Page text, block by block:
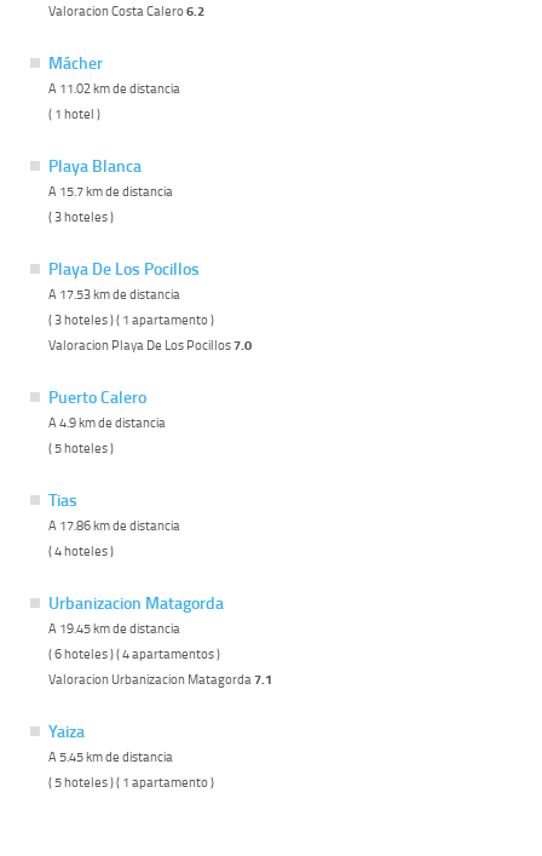
Valoracion Costa Calero6.2
Mácher
A 11.02 km de distancia
( 1 hotel )
Playa Blanca
A 15.7 km de distancia
( 3 hoteles )
Playa De Los Pocillos
A 17.53 km de distancia
( 3 hoteles ) ( 1 apartamento )
Valoracion Playa De Los Pocillos7.0
Puerto Calero
A 4.9 km de distancia
( 5 hoteles )
Tias
A 17.86 km de distancia
( 4 hoteles )
Urbanizacion Matagorda
A 19.45 km de distancia
( 6 hoteles ) ( 4 apartamentos )
Valoracion Urbanizacion Matagorda7.1
Yaiza
A 5.45 km de distancia
( 5 hoteles ) ( 1 apartamento )